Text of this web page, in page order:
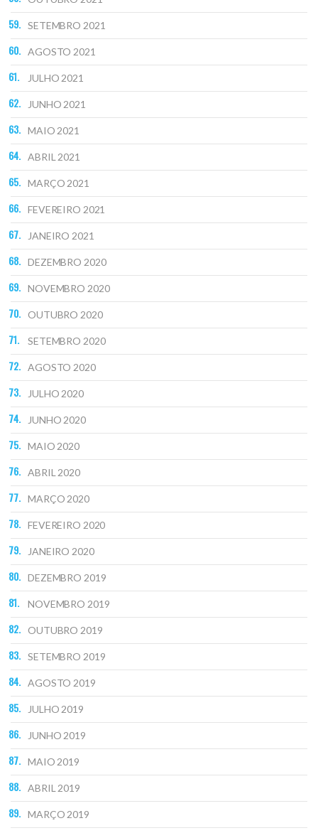
SETEMBRO 2021
AGOSTO 2021
JULHO 2021
JUNHO 2021
MAIO 2021
ABRIL 2021
MARÇO 2021
FEVEREIRO 2021
JANEIRO 2021
DEZEMBRO 2020
NOVEMBRO 2020
OUTUBRO 2020
SETEMBRO 2020
AGOSTO 2020
JULHO 2020
JUNHO 2020
MAIO 2020
ABRIL 2020
MARÇO 2020
FEVEREIRO 2020
JANEIRO 2020
DEZEMBRO 2019
NOVEMBRO 2019
OUTUBRO 2019
SETEMBRO 2019
AGOSTO 2019
JULHO 2019
JUNHO 2019
MAIO 2019
ABRIL 2019
MARÇO 2019